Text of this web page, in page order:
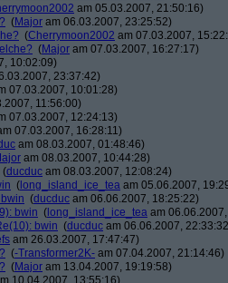
am 05.03.2007, 21:50:16)
(Major am 06.03.2007, 23:25:52)
(Cherrymoon2002 am 07.03.2007,
(Major am 07.03.2007, 16:27:17)
10:02:09)
23:37:42)
07.03.2007, 10:01:28)
11:56:00)
07.03.2007, 12:24:13)
07.03.2007, 16:28:11)
am 08.03.2007, 01:48:46)
am 08.03.2007, 10:44:28)
(ducduc am 08.03.2007, 12:08:24)
( long_island_ice_tea am 05.06.2007,
(ducduc am 06.06.2007, 18:25:22)
bwin ( long_island_ice_tea am
bwin (ducduc am 06.06.2007,
am 26.03.2007, 17:47:47)
(-Transformer2K- am 07.04.2007, 21:14:46)
(Major am 13.04.2007, 19:19:58)
10.04.2007, 13:55:16)